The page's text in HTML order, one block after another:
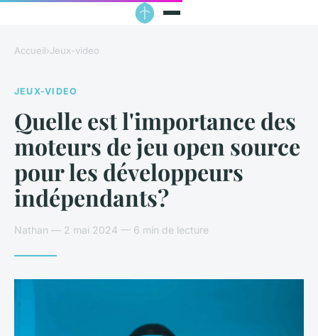
Accueil›Jeux-video
JEUX-VIDEO
Quelle est l'importance des
moteurs de jeu open source
pour les développeurs
indépendants?
Nathan — 2 mai 2024 — 6 min de lecture